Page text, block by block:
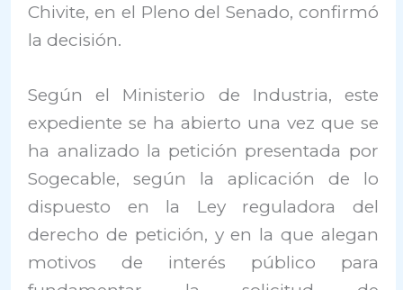
Chivite, en el Pleno del Senado, confirmó
la decisión.
Según el Ministerio de Industria, este
expediente se ha abierto una vez que se
ha analizado la petición presentada por
Sogecable, según la aplicación de lo
dispuesto en la Ley reguladora del
derecho de petición, y en la que alegan
motivos de interés público para